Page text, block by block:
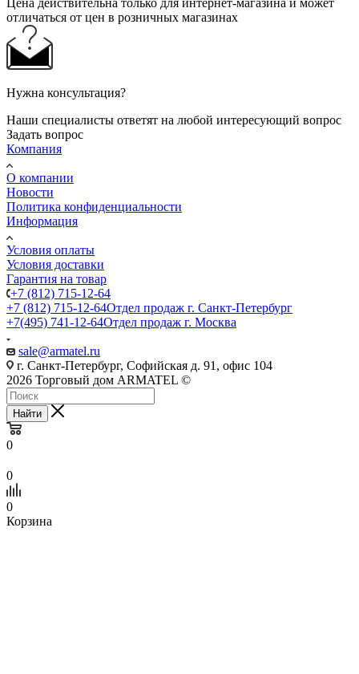
Цена действительна только для интернет-магазина и может
отличаться от цен в розничных магазинах
Нужна консультация?
Наши специалисты ответят на любой интересующий вопрос
Задать вопрос
Компания
О компании
Новости
Политика конфиденциальности
Информация
Условия оплаты
Условия доставки
Гарантия на товар
+7 (812) 715-12-64
+7 (812) 715-12-64Отдел продаж г. Санкт-Петербург
+7(495) 741-12-64Отдел продаж г. Москва
sale@armatel.ru
г. Санкт-Петербург, Софийская д. 91, офис 104
2026 Торговый дом ARMATEL ©
Найти
0
0
0
Корзина